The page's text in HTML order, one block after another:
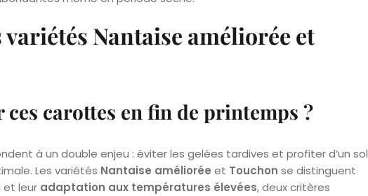
variétés Nantaise améliorée et
carottes en fin de printemps ?
à un double enjeu : éviter les gelées tardives et profiter d’un sol
Les variétés Nantaise améliorée et Touchon se distinguent
et leur adaptation aux températures élevées, deux critères